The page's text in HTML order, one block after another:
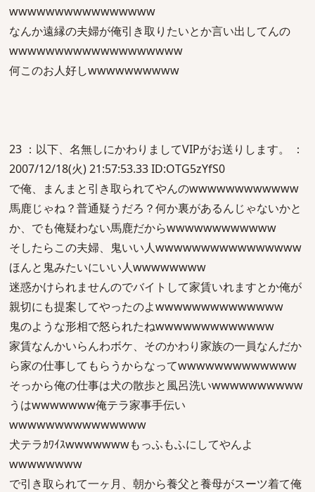
wwwwwwwwwwwwwwww
なんか遠縁の夫婦が俺引き取りたいとか言い出してんの
wwwwwwwwwwwwwwwwwww
何このお人好しwwwwwwwwww
23 ：以下、名無しにかわりましてVIPがお送りします。 ：
2007/12/18(火) 21:57:53.33 ID:OTG5zYfS0
で俺、まんまと引き取られてやんのwwwwwwwwwwww
馬鹿じゃね？普通疑うだろ？何か裏があるんじゃないかと
か、でも俺疑わない馬鹿だからwwwwwwwwwwww
そしたらこの夫婦、鬼いい人wwwwwwwwwwwwwwww
ほんと鬼みたいにいい人wwwwwwww
迷惑かけられませんのでバイトして家賃いれますとか俺が
親切にも提案してやったのよwwwwwwwwwwwwww
鬼のような形相で怒られたねwwwwwwwwwwwww
家賃なんかいらんわボケ、そのかわり家族の一員なんだか
ら家の仕事してもらうからなってwwwwwwwwwwwww
そっから俺の仕事は犬の散歩と風呂洗いwwwwwwwwww
うはwwwwwww俺テラ家事手伝い
wwwwwwwwwwwwwww
犬テラｶﾜｲｽwwwwwwwもっふもふにしてやんよ
wwwwwwww
で引き取られて一ヶ月、朝から養父と養母がスーツ着て俺